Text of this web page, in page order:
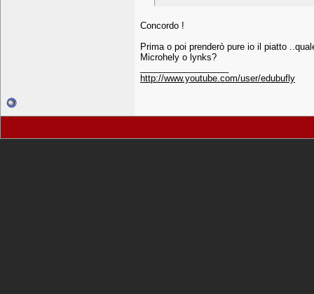
Concordo !
Prima o poi prenderò pure io il piatto
Microhely o lynks?
http://www.youtube.com/user/edubufly